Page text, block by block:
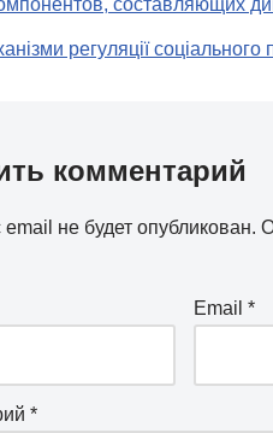
составляющих
регуляції
комментарий
не будет опубликован.
Email*
*